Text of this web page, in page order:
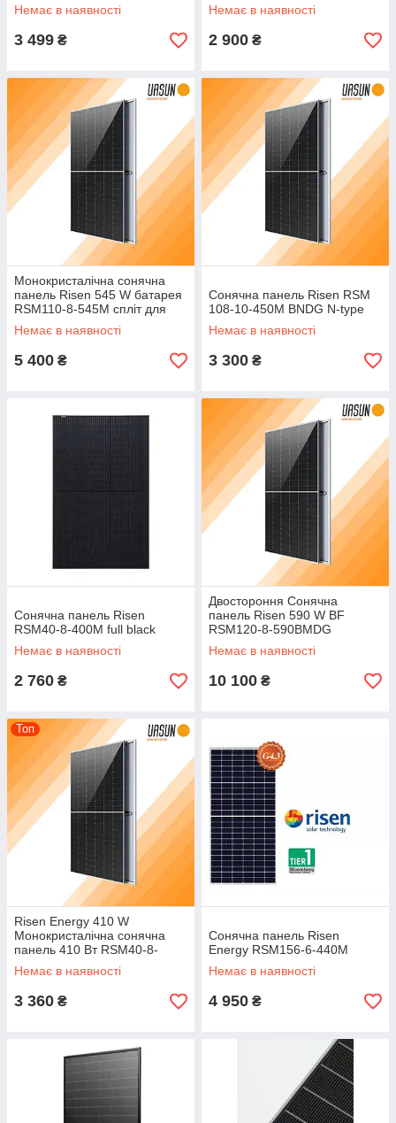
Немає в наявності
3 499 ₴
Немає в наявності
2 900 ₴
Монокристалічна сонячна
панель Risen 545 W батарея
RSM110-8-545М спліт для
клектростанції
Немає в наявності
5 400 ₴
Сонячна панель Risen RSM
108-10-450M BNDG N-type
Немає в наявності
3 300 ₴
Сонячна панель Risen
RSM40-8-400M full black
Немає в наявності
2 760 ₴
Двостороння Сонячна
панель Risen 590 W BF
RSM120-8-590ВМDG
Батарея монокристалічна
Немає в наявності
10 100 ₴
Топ
Risen Energy 410 W
Монокристалічна сонячна
панель 410 Вт RSM40-8-
410M Модуль сонячний
Китай
Немає в наявності
3 360 ₴
Сонячна панель Risen
Energy RSM156-6-440M
Немає в наявності
4 950 ₴